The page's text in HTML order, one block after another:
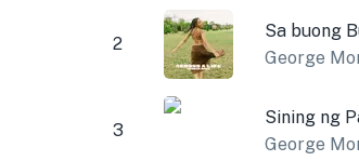
2
Sa buong
George
3
Sining ng
George